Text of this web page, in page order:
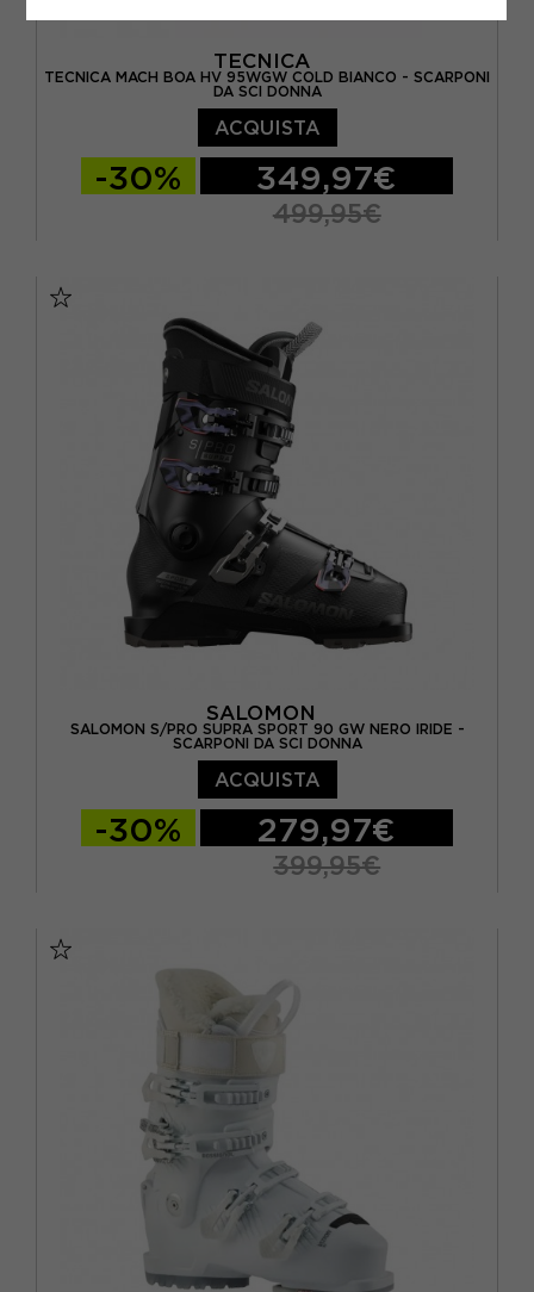
TECNICA
TECNICA MACH BOA HV 95WGW COLD BIANCO - SCARPONI
DA SCI DONNA
ACQUISTA
-30% 349,97€
499,95€
SALOMON
SALOMON S/PRO SUPRA SPORT 90 GW NERO IRIDE -
SCARPONI DA SCI DONNA
ACQUISTA
-30% 279,97€
399,95€